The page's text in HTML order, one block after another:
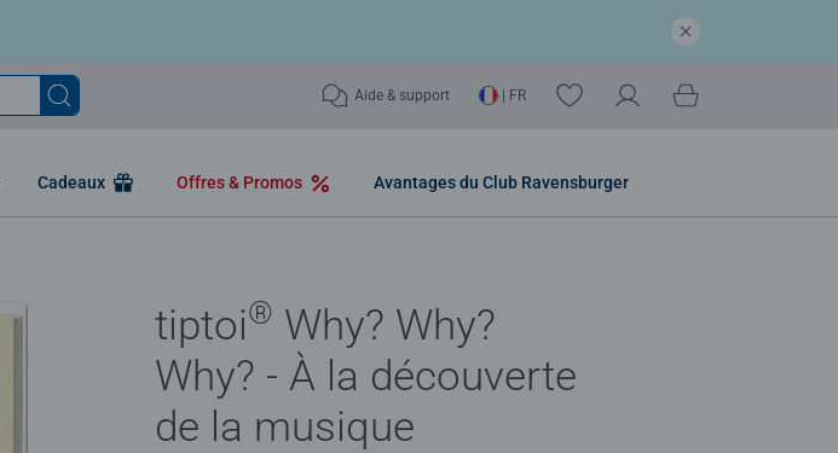
Aide & support | FR
Cadeaux Offres & Promos Avantages du Club Ravensburger
tiptoi® Why? Why?
Why? - À la découverte
de la musique